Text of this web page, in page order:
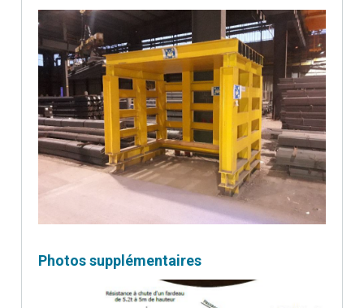
Photos supplémentaires